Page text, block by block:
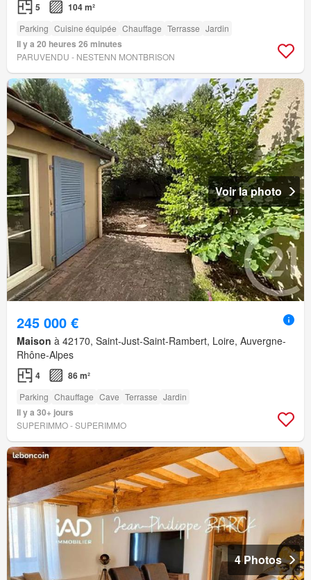
5 104 m²
Parking Cuisine équipée Chauffage Terrasse Jardin
Il y a 20 heures 26 minutes
PARUVENDU - NESTENN MONTBRISON
Voir la photo
245 000 €
Maison à 42170, Saint-Just-Saint-Rambert, Loire, Auvergne-
Rhône-Alpes
4 86 m²
Parking Chauffage Cave Terrasse Jardin
Il y a 30+ jours
SUPERIMMO - SUPERIMMO
4 Photos